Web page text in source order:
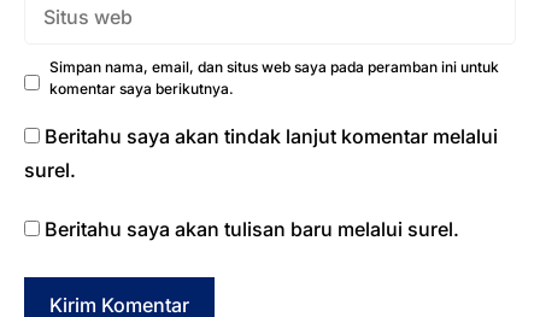
Simpan nama, email, dan situs web saya pada peramban ini untuk
komentar saya berikutnya.
Beritahu saya akan tindak lanjut komentar melalui
surel.
Beritahu saya akan tulisan baru melalui surel.